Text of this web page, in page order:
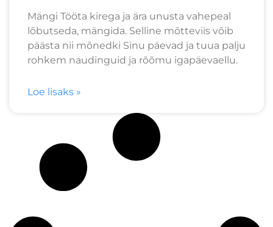
Mängi Tööta kirega ja ära unusta vahepeal
lõbutseda, mängida. Selline mõtteviis võib
päästa nii mõnedki Sinu päevad ja tuua palju
rohkem naudinguid ja rõõmu igapäevaellu.
Loe lisaks »